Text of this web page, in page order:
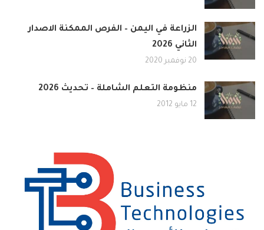
الزراعة في اليمن – الفرص الممكنة الاصدار
الثاني 2026
20 نوفمبر 2020
منظومة التعلم الشاملة – تحديث 2026
12 مايو 2012